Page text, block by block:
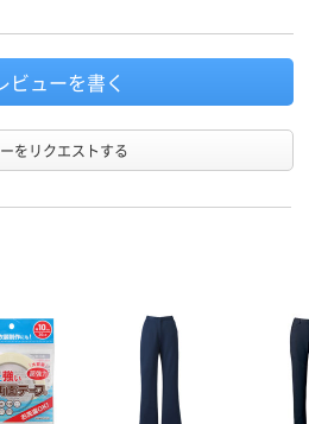
ビューを書く
をリクエストする